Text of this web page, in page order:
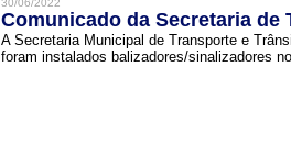
30/06/2022
Comunicado da Secretaria de
A Secretaria Municipal de Transporte e
foram instalados balizadores/sinalizadores